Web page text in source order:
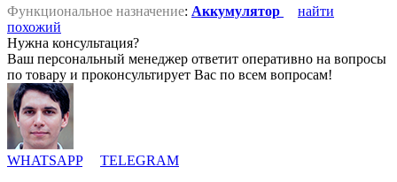
Функциональное назначение: Аккумулятор
найти
похожий
Нужна консультация?
Ваш персональный менеджер ответит оперативно на вопросы
по товару и проконсультирует Вас по всем вопросам!
WHATSAPP TELEGRAM